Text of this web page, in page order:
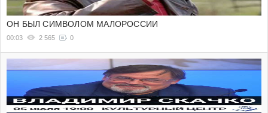
ОН БЫЛ СИМВОЛОМ МАЛОРОССИИ
00:03 2 565 0